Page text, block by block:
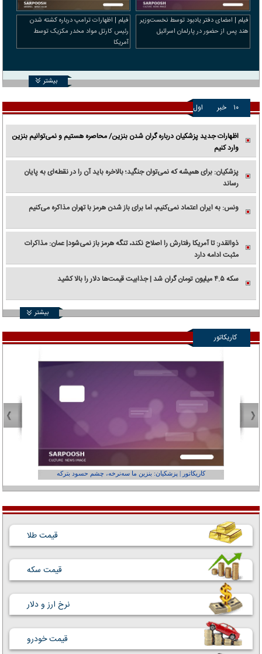
فیلم | امضای دفتر یادبود توسط نخست‌وزیر
هند پس از حضور در پارلمان اسرائیل
فیلم | اظهارات ترامپ درباره کشته شدن
رئیس کارتل مواد مخدر مکزیک توسط
آمریکا
بیشتر
۱۰ خبر اول
اظهارات جدید پزشکیان درباره گران شدن بنزین/ محاصره هستیم و نمی‌توانیم بنزین
وارد کنیم
پزشکیان: برای همیشه که نمی‌توان جنگید؛ بالاخره باید آن را در نقطه‌ای به پایان
رساند
ونس: به ایران اعتماد نمی‌کنیم، اما برای باز شدن هرمز با تهران مذاکره می‌کنیم
ذوالقدر: تا آمریکا رفتارش را اصلاح نکند، تنگه هرمز باز نمی‌شود| عمان: مذاکرات
مثبت ادامه دارد
سکه ۴.۵ میلیون تومان گران شد | جذابیت قیمت‌ها دلار را بالا کشید
بیشتر
کاریکاتور
کاریکاتور | پزشکیان: بنزین ما سه‌نرخه، چشم حسود بترکه
قیمت طلا
قیمت سکه
نرخ ارز و دلار
قیمت خودرو